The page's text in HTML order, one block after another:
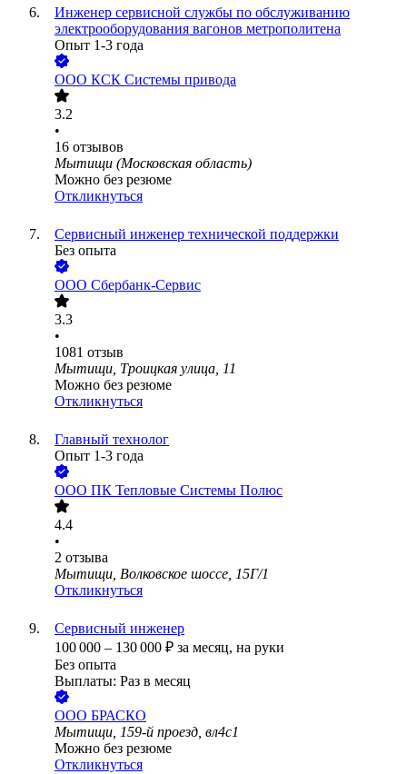
Инженер сервисной службы по обслуживанию
электрооборудования вагонов метрополитена
Опыт 1-3 года
ООО КСК Системы привода
3.2
•
16 отзывов
Мытищи (Московская область)
Можно без резюме
Откликнуться
Сервисный инженер технической поддержки
Без опыта
ООО Сбербанк-Сервис
3.3
•
1081 отзыв
Мытищи, Троицкая улица, 11
Можно без резюме
Откликнуться
Главный технолог
Опыт 1-3 года
ООО ПК Тепловые Системы Полюс
4.4
•
2 отзыва
Мытищи, Волковское шоссе, 15Г/1
Откликнуться
Сервисный инженер
100 000 – 130 000 ₽ за месяц, на руки
Без опыта
Выплаты: Раз в месяц
ООО БРАСКО
Мытищи, 159-й проезд, вл4с1
Можно без резюме
Откликнуться